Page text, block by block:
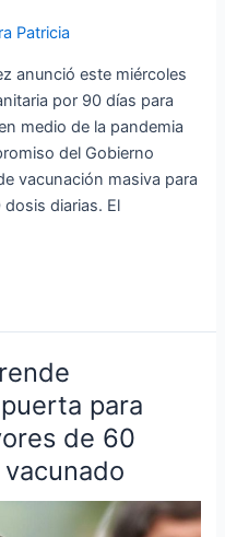
Patricia
anunció este miércoles
por 90 días para
medio de la pandemia
del Gobierno
vacunación masiva para
diarias. El
para
de 60